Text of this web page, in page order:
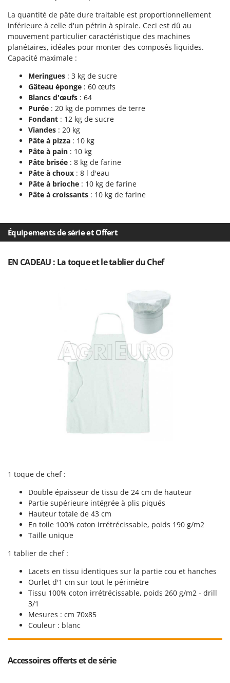
Nilfisk
Ninja
Novatec
NuAir
NuovaFac
Officine Savioli
Oliviero
Olix
OMA
Omas
Ooni
Oriental Koshin
Ripartrak
Ritter
River Systems
Robomow
Rossofuoco
Rover Pompe
Royal Food
Ryobi
Sbaraglia
La quantité de pâte dure traitable est proportionnellement
inférieure à celle d'un pétrin à spirale. Ceci est dû au
mouvement particulier caractéristique des machines
planétaires, idéales pour monter des composés liquides.
Capacité maximale :
Meringues : 3 kg de sucre
Gâteau éponge : 60 œufs
Blancs d'œufs : 64
Purée : 20 kg de pommes de terre
Fondant : 12 kg de sucre
Viandes : 20 kg
Pâte à pizza : 10 kg
Pâte à pain : 10 kg
Pâte brisée : 8 kg de farine
Pâte à choux : 8 l d'eau
Pâte à brioche : 10 kg de farine
Pâte à croissants : 10 kg de farine
Équipements de série et Offert
EN CADEAU : La toque et le tablier du Chef
1 toque de chef :
Double épaisseur de tissu de 24 cm de hauteur
Partie supérieure intégrée à plis piqués
Hauteur totale de 43 cm
En toile 100% coton irrétrécissable, poids 190 g/m2
Taille unique
1 tablier de chef :
Lacets en tissu identiques sur la partie cou et hanches
Ourlet d'1 cm sur tout le périmètre
Tissu 100% coton irrétrécissable, poids 260 g/m2 - drill
3/1
Mesures : cm 70x85
Couleur : blanc
Accessoires offerts et de série